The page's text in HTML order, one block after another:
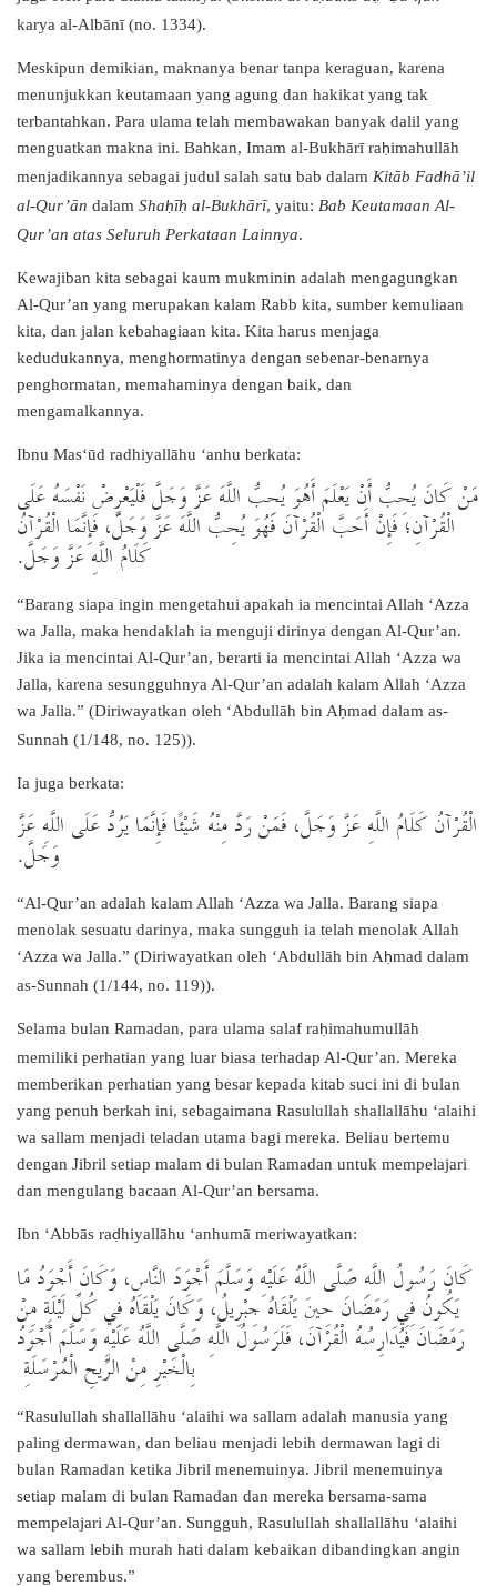
karya al-Albānī (no. 1334).
Meskipun demikian, maknanya benar tanpa keraguan, karena
menunjukkan keutamaan yang agung dan hakikat yang tak
terbantahkan. Para ulama telah membawakan banyak dalil yang
menguatkan makna ini. Bahkan, Imam al-Bukhārī ra ḥimahullāh
menjadikannya sebagai judul salah satu bab dalam Kitāb Fadhā’il
al-Qur’ān dalam Shaḥīḥ al-Bukhārī, yaitu: Bab Keutamaan Al-
Qur’an atas Seluruh Perkataan Lainnya.
Kewajiban kita sebagai kaum mukminin adalah mengagungkan
Al-Qur’an yang merupakan kalam Rabb kita, sumber kemuliaan
kita, dan jalan kebahagiaan kita. Kita harus menjaga
kedudukannya, menghormatinya dengan sebenar-benarnya
penghormatan, memahaminya dengan baik, dan
mengamalkannya.
Ibnu Mas‘ūd radhiyallāhu ‘anhu berkata:
مَنْ كَانَ يُحِبُّ أَنْ يَعْلَمَ أَهُوَ يُحِبُّ اللَّهَ عَزَّ وَجَلَّ فَلْيَعْرِضْ نَفْسَهُ عَلَى
الْقُرْآنِ؛ فَإِنْ أَحَبَّ الْقُرْآنَ فَهُوَ يُحِبُّ اللَّهَ عَزَّ وَجَلَّ، فَإِنَّمَا الْقُرْآنُ
كَلَامُ اللَّهِ عَزَّ وَجَلَّ.
“Barang siapa ingin mengetahui apakah ia mencintai Allah ‘Azza
wa Jalla, maka hendaklah ia menguji dirinya dengan Al-Qur’an.
Jika ia mencintai Al-Qur’an, berarti ia mencintai Allah ‘Azza wa
Jalla, karena sesungguhnya Al-Qur’an adalah kalam Allah ‘Azza
wa Jalla.” (Diriwayatkan oleh ‘Abdullāh bin A ḥmad dalam as-
Sunnah (1/148, no. 125)).
Ia juga berkata:
الْقُرْآنُ كَلَامُ اللَّهِ عَزَّ وَجَلَّ، فَمَنْ رَدَّ مِنْهُ شَيْئًا فَإِنَّمَا يَرُدُّ عَلَى اللَّهِ عَزَّ
وَجَلَّ.
“Al-Qur’an adalah kalam Allah ‘Azza wa Jalla. Barang siapa
menolak sesuatu darinya, maka sungguh ia telah menolak Allah
‘Azza wa Jalla.” (Diriwayatkan oleh ‘Abdullāh bin A ḥmad dalam
as-Sunnah (1/144, no. 119)).
Selama bulan Ramadan, para ulama salaf ra ḥimahumullāh
memiliki perhatian yang luar biasa terhadap Al-Qur’an. Mereka
memberikan perhatian yang besar kepada kitab suci ini di bulan
yang penuh berkah ini, sebagaimana Rasulullah shallallāhu ‘alaihi
wa sallam menjadi teladan utama bagi mereka. Beliau bertemu
dengan Jibril setiap malam di bulan Ramadan untuk mempelajari
dan mengulang bacaan Al-Qur’an bersama.
Ibn ‘Abbās raḍhiyallāhu ‘anhumā meriwayatkan:
كَانَ رَسُولُ اللَّهِ صَلَّى اللَّهُ عَلَيْهِ وَسَلَّمَ أَجْوَدَ النَّاسِ، وَكَانَ أَجْوَدُ مَا
يَكُونُ فِي رَمَضَانَ حِينَ يَلْقَاهُ جِبْرِيلُ، وَكَانَ يَلْقَاهُ فِي كُلِّ لَيْلَةٍ مِنْ
رَمَضَانَ فَيُدَارِسُهُ الْقُرْآنَ، فَلَرَسُولُ اللَّهِ صَلَّى اللَّهُ عَلَيْهِ وَسَلَّمَ أَجْوَدُ
بِالْخَيْرِ مِنْ الرِّيحِ الْمُرْسَلَةِ
“Rasulullah shallallāhu ‘alaihi wa sallam adalah manusia yang
paling dermawan, dan beliau menjadi lebih dermawan lagi di
bulan Ramadan ketika Jibril menemuinya. Jibril menemuinya
setiap malam di bulan Ramadan dan mereka bersama-sama
mempelajari Al-Qur’an. Sungguh, Rasulullah shallallāhu ‘alaihi
wa sallam lebih murah hati dalam kebaikan dibandingkan angin
yang berembus.”